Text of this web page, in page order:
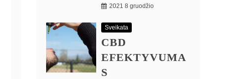
2021 8 gruodžio
Sveikata
CBD
EFEKTYVUMA
S